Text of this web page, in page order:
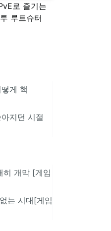
로 즐기는
루트슈터
게 핵
지던 시절
히 개막 [게임
는 시대[게임